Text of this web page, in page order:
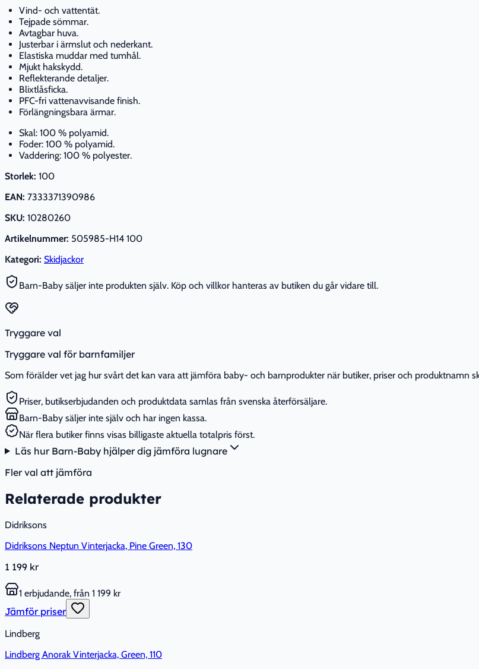
Vind- och vattentät.
Tejpade sömmar.
Avtagbar huva.
Justerbar i ärmslut och nederkant.
Elastiska muddar med tumhål.
Mjukt hakskydd.
Reflekterande detaljer.
Blixtlåsficka.
PFC-fri vattenavvisande finish.
Förlängningsbara ärmar.
Skal: 100 % polyamid.
Foder: 100 % polyamid.
Vaddering: 100 % polyester.
Storlek: 100
EAN: 7333371390986
SKU: 10280260
Artikelnummer: 505985-H14 100
Kategori: Skidjackor
Barn-Baby säljer inte produkten själv. Köp och villkor hanteras av butiken du går vidare till.
Tryggare val
Tryggare val för barnfamiljer
Som förälder vet jag hur svårt det kan vara att jämföra baby- och barnprodukter när butiker, priser och produktnamn
Priser, butikserbjudanden och produktdata samlas från svenska återförsäljare.
Barn-Baby säljer inte själv och har ingen kassa.
När flera butiker finns visas billigaste aktuella totalpris först.
Läs hur Barn-Baby hjälper dig jämföra lugnare
Fler val att jämföra
Relaterade produkter
Didriksons
Didriksons Neptun Vinterjacka, Pine Green, 130
1 199 kr
1 erbjudande, från 1 199 kr
Jämför priser
Lindberg
Lindberg Anorak Vinterjacka, Green, 110